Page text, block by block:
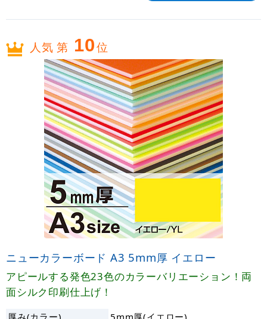
人気 第 10位
ニューカラーボード A3 5mm厚 イエロー
アピールする発色23色のカラーバリエーション！両
面シルク印刷仕上げ！